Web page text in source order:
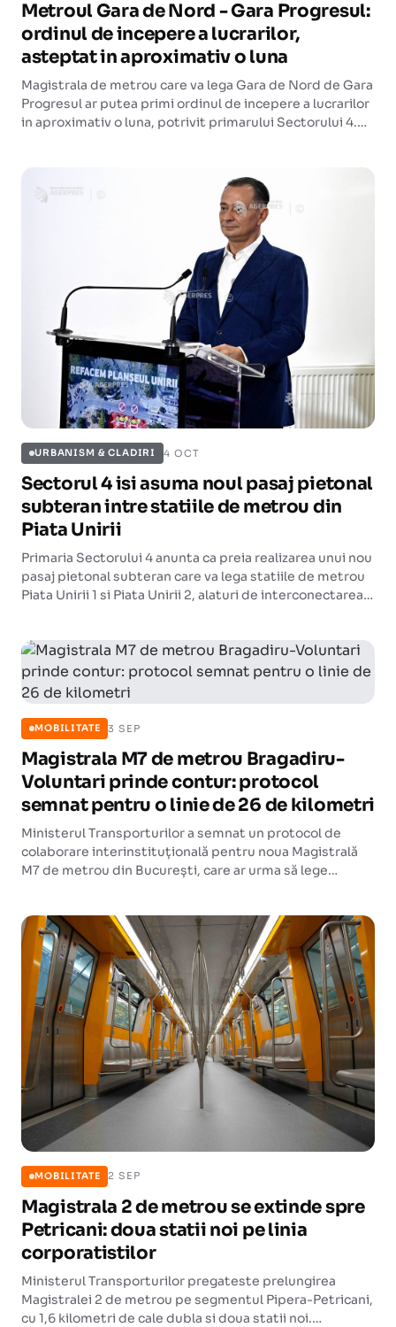
Metroul Gara de Nord - Gara Progresul:
ordinul de incepere a lucrarilor,
asteptat in aproximativ o luna
Magistrala de metrou care va lega Gara de Nord de Gara
Progresul ar putea primi ordinul de incepere a lucrarilor
in aproximativ o luna, potrivit primarului Sectorului 4.
URBANISM & CLADIRI 4 OCT
Sectorul 4 isi asuma noul pasaj pietonal
subteran intre statiile de metrou din
Piata Unirii
Primaria Sectorului 4 anunta ca preia realizarea unui nou
pasaj pietonal subteran care va lega statiile de metrou
Piata Unirii 1 si Piata Unirii 2, alaturi de interconectarea
MOBILITATE 3 SEP
Magistrala M7 de metrou Bragadiru-
Voluntari prinde contur: protocol
semnat pentru o linie de 26 de kilometri
Ministerul Transporturilor a semnat un protocol de
colaborare interinstituțională pentru noua Magistrală
M7 de metrou din București, care ar urma să lege
MOBILITATE 2 SEP
Magistrala 2 de metrou se extinde spre
Petricani: doua statii noi pe linia
corporatistilor
Ministerul Transporturilor pregateste prelungirea
Magistralei 2 de metrou pe segmentul Pipera-Petricani,
cu 1,6 kilometri de cale dubla si doua statii noi.